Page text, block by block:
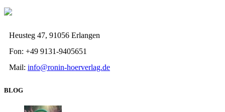
Heusteg 47, 91056 Erlangen
Fon: +49 9131-9405651
Mail: info@ronin-hoerverlag.de
BLOG